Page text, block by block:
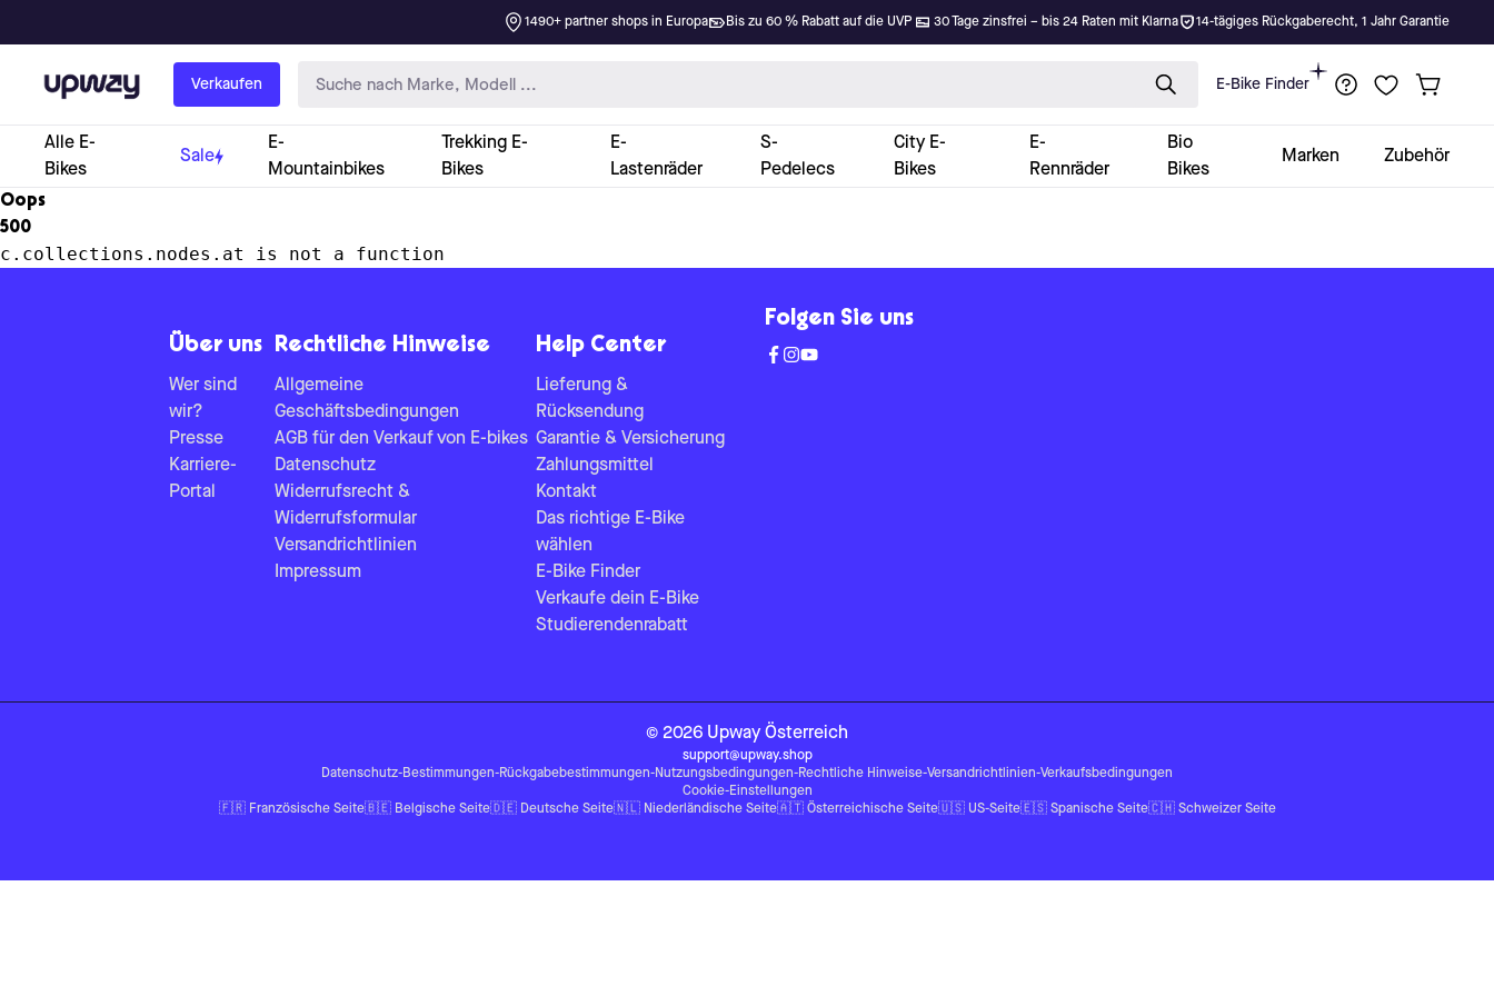
1490+ partner shops in Europa Bis zu 60 % Rabatt auf die UVP 30 Tage zinsfrei – bis 24 Raten mit Klarna 14-tägiges Rückgaberecht, 1 Jahr Garantie
Upway Verkaufen E-Bike Finder
Alle E-
Bikes
Sale
E-
Mountainbikes
Trekking E-
Bikes
E-
Lastenräder
S-
Pedelecs
City E-
Bikes
E-
Rennräder
Bio
Bikes
Marken Zubehör
Oops
500
c.collections.nodes.at is not a function
Über uns
Wer sind
wir?
Presse
Karriere-
Portal
Rechtliche Hinweise
Allgemeine
Geschäftsbedingungen
AGB für den Verkauf von E-bikes
Datenschutz
Widerrufsrecht &
Widerrufsformular
Versandrichtlinien
Impressum
Help Center
Lieferung &
Rücksendung
Garantie & Versicherung
Zahlungsmittel
Kontakt
Das richtige E-Bike
wählen
E-Bike Finder
Verkaufe dein E-Bike
Studierendenrabatt
Folgen Sie uns
© 2026 Upway Österreich
support@upway.shop
Datenschutz-Bestimmungen-Rückgabebestimmungen-Nutzungsbedingungen-Rechtliche Hinweise-Versandrichtlinien-Verkaufsbedingungen
Cookie-Einstellungen
🇫🇷 Französische Seite🇧🇪 Belgische Seite🇩🇪 Deutsche Seite🇳🇱 Niederländische Seite🇦🇹 Österreichische Seite🇺🇸 US-Seite🇪🇸 Spanische Seite🇨🇭 Schweizer Seite